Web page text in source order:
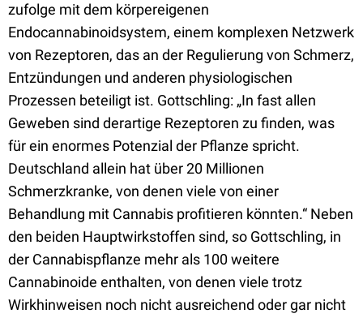
zufolge mit dem körpereigenen
Endocannabinoidsystem, einem komplexen Netzwerk
von Rezeptoren, das an der Regulierung von Schmerz,
Entzündungen und anderen physiologischen
Prozessen beteiligt ist. Gottschling: „In fast allen
Geweben sind derartige Rezeptoren zu finden, was
für ein enormes Potenzial der Pflanze spricht.
Deutschland allein hat über 20 Millionen
Schmerzkranke, von denen viele von einer
Behandlung mit Cannabis profitieren könnten.“ Neben
den beiden Hauptwirkstoffen sind, so Gottschling, in
der Cannabispflanze mehr als 100 weitere
Cannabinoide enthalten, von denen viele trotz
Wirkhinweisen noch nicht ausreichend oder gar nicht